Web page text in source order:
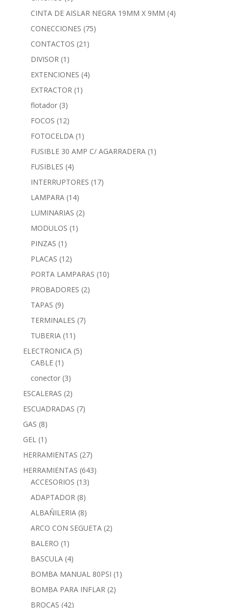
CINTA DE AISLAR NEGRA 19MM X 9MM (4)
CONECCIONES (75)
CONTACTOS (21)
DIVISOR (1)
EXTENCIONES (4)
EXTRACTOR (1)
flotador (3)
FOCOS (12)
FOTOCELDA (1)
FUSIBLE 30 AMP C/ AGARRADERA (1)
FUSIBLES (4)
INTERRUPTORES (17)
LAMPARA (14)
LUMINARIAS (2)
MODULOS (1)
PINZAS (1)
PLACAS (12)
PORTA LAMPARAS (10)
PROBADORES (2)
TAPAS (9)
TERMINALES (7)
TUBERIA (11)
ELECTRONICA (5)
CABLE (1)
conector (3)
ESCALERAS (2)
ESCUADRADAS (7)
GAS (8)
GEL (1)
HERRAMIENTAS (27)
HERRAMIENTAS (643)
ACCESORIOS (13)
ADAPTADOR (8)
ALBAÑILERIA (8)
ARCO CON SEGUETA (2)
BALERO (1)
BASCULA (4)
BOMBA MANUAL 80PSI (1)
BOMBA PARA INFLAR (2)
BROCAS (42)